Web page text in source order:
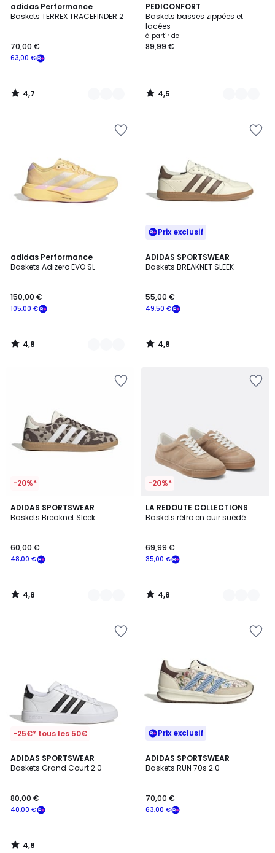
adidas Performance
Baskets TERREX TRACEFINDER 2
63,00 €
70,00 €
4,7
/ 5
3
Couleurs
4,7
/
PEDICONFORT
Baskets basses zippées et
lacées
à partir de
89,99 €
4,5
/ 5
3
Couleurs
4,5
/
adidas Performance
Baskets Adizero EVO SL
105,00 €
150,00 €
4,8
/ 5
4
Couleurs
4,8
/
Prix exclusif
ADIDAS SPORTSWEAR
Baskets BREAKNET SLEEK
49,50 €
55,00 €
4,8
/ 5
4,8
/
-20%*
ADIDAS SPORTSWEAR
Baskets Breaknet Sleek
48,00 €
60,00 €
4,8
/ 5
2
Couleurs
4,8
/
-20%*
LA REDOUTE COLLECTIONS
Baskets rétro en cuir suédé
35,00 €
69,99 €
4,8
/ 5
2
Couleurs
4,8
/
-25€* tous les 50€
ADIDAS SPORTSWEAR
Baskets Grand Court 2.0
40,00 €
80,00 €
4,8
/ 5
4,8
/
Prix exclusif
ADIDAS SPORTSWEAR
Baskets RUN 70s 2.0
63,00 €
70,00 €